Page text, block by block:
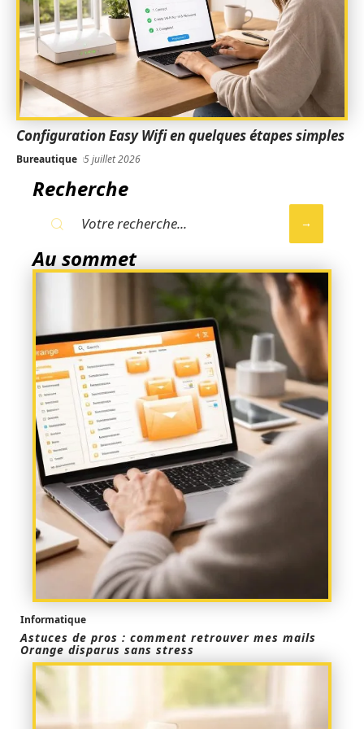
Configuration Easy Wifi en quelques étapes simples
Bureautique 5 juillet 2026
Recherche
Au sommet
Informatique
Astuces de pros : comment retrouver mes mails
Orange disparus sans stress